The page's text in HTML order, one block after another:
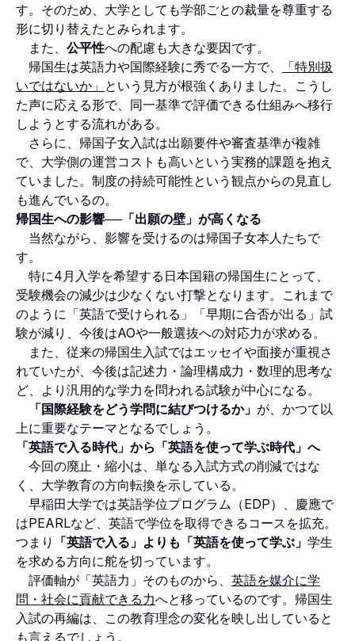
す。そのため、大学としても学部ごとの裁量を尊重する
形に切り替えたとみられます。
また、 公平性への配慮も大きな要因です。
帰国生は英語力や国際経験に秀でる一方で、
「特別扱
いではないか」 という見方が根強くありました。こうし
た声に応える形で、同一基準で評価できる仕組みへ移行
しようとする流れがある。
さらに、帰国子女入試は出願要件や審査基準が複雑
で、大学側の運営コストも高いという実務的課題を抱え
ていました。制度の持続可能性という観点からの見直し
も進んでいるの。
帰国生への影響──「出願の壁」が高くなる
当然ながら、影響を受けるのは帰国子女本人たちで
す。
特に4月入学を希望する日本国籍の帰国生にとって、
受験機会の減少は少なくない打撃となります。これまで
のように「英語で受けられる」「早期に合否が出る」試
験が減り、今後はAOや一般選抜への対応力が求める。
また、従来の帰国生入試ではエッセイや面接が重視さ
れていたが、今後は記述力・論理構成力・数理的思考な
ど、より汎用的な学力を問われる試験が中心になる。
「国際経験をどう学問に結びつけるか」 が、かつて以
上に重要なテーマとなるでしょう。
「英語で入る時代」から「英語を使って学ぶ時代」へ
今回の廃止・縮小は、単なる入試方式の削減ではな
く、大学教育の方向転換を示している。
早稲田大学では英語学位プログラム（EDP）、慶應で
はPEARLなど、英語で学位を取得できるコースを拡充。
つまり
「英語で入る」よりも「英語を使って学ぶ」 学生
を求める方向に舵を切っています。
評価軸が「英語力」そのものから、 英語を媒介に学
問・社会に貢献できる力へと移っているのです。帰国生
入試の再編は、この教育理念の変化を映し出していると
も言えるでしょう。